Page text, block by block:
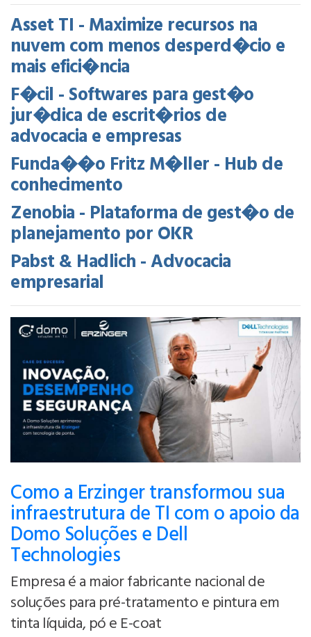
Asset TI - Maximize recursos na
nuvem com menos desperd�cio e
mais efici�ncia
F�cil - Softwares para gest�o
jur�dica de escrit�rios de
advocacia e empresas
Funda��o Fritz M�ller - Hub de
conhecimento
Zenobia - Plataforma de gest�o de
planejamento por OKR
Pabst & Hadlich - Advocacia
empresarial
Como a Erzinger transformou sua
infraestrutura de TI com o apoio da
Domo Soluções e Dell
Technologies
Empresa é a maior fabricante nacional de
soluções para pré-tratamento e pintura em
tinta líquida, pó e E-coat